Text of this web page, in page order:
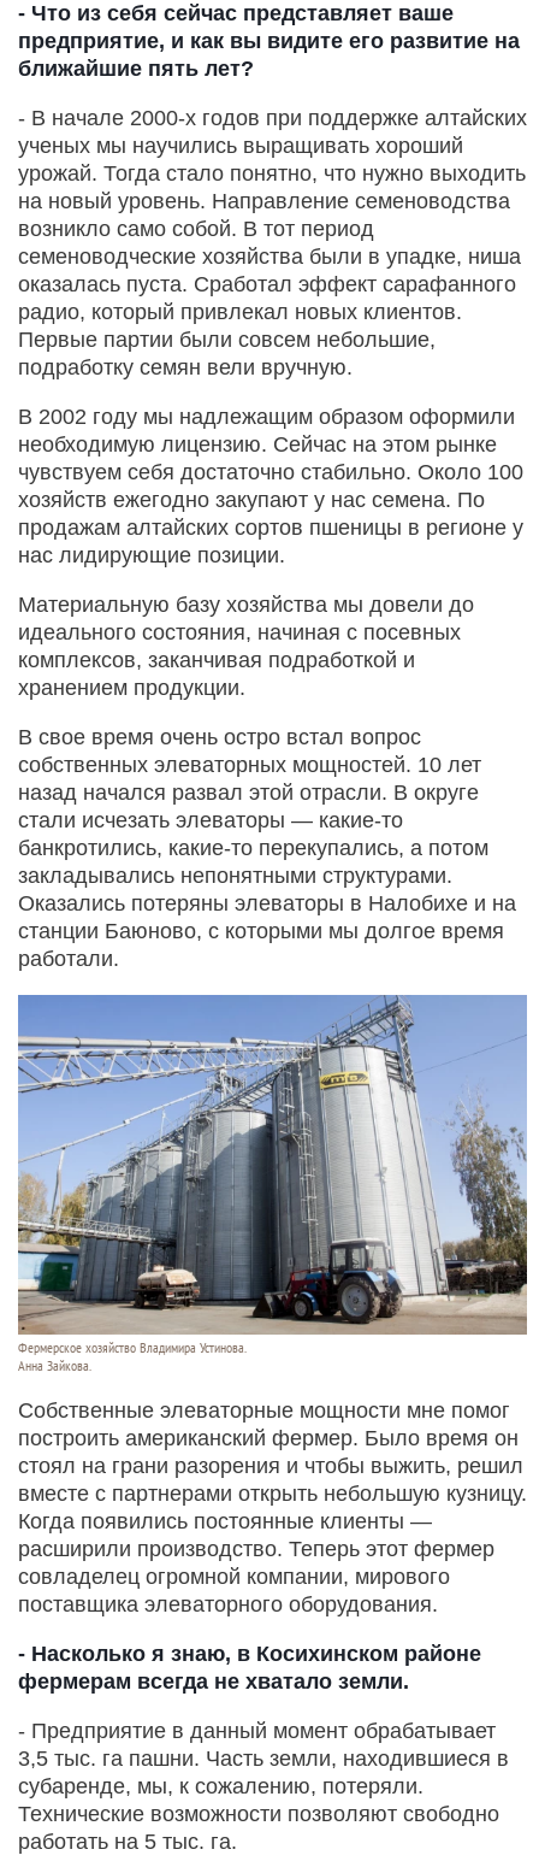
- Что из себя сейчас представляет ваше
предприятие, и как вы видите его развитие на
ближайшие пять лет?
- В начале 2000-х годов при поддержке алтайских
ученых мы научились выращивать хороший
урожай. Тогда стало понятно, что нужно выходить
на новый уровень. Направление семеноводства
возникло само собой. В тот период
семеноводческие хозяйства были в упадке, ниша
оказалась пуста. Сработал эффект сарафанного
радио, который привлекал новых клиентов.
Первые партии были совсем небольшие,
подработку семян вели вручную.
В 2002 году мы надлежащим образом оформили
необходимую лицензию. Сейчас на этом рынке
чувствуем себя достаточно стабильно. Около 100
хозяйств ежегодно закупают у нас семена. По
продажам алтайских сортов пшеницы в регионе у
нас лидирующие позиции.
Материальную базу хозяйства мы довели до
идеального состояния, начиная с посевных
комплексов, заканчивая подработкой и
хранением продукции.
В свое время очень остро встал вопрос
собственных элеваторных мощностей. 10 лет
назад начался развал этой отрасли. В округе
стали исчезать элеваторы — какие-то
банкротились, какие-то перекупались, а потом
закладывались непонятными структурами.
Оказались потеряны элеваторы в Налобихе и на
станции Баюново, с которыми мы долгое время
работали.
Фермерское хозяйство Владимира Устинова.
Анна Зайкова.
Собственные элеваторные мощности мне помог
построить американский фермер. Было время он
стоял на грани разорения и чтобы выжить, решил
вместе с партнерами открыть небольшую кузницу.
Когда появились постоянные клиенты —
расширили производство. Теперь этот фермер
совладелец огромной компании, мирового
поставщика элеваторного оборудования.
- Насколько я знаю, в Косихинском районе
фермерам всегда не хватало земли.
- Предприятие в данный момент обрабатывает
3,5 тыс. га пашни. Часть земли, находившиеся в
субаренде, мы, к сожалению, потеряли.
Технические возможности позволяют свободно
работать на 5 тыс. га.